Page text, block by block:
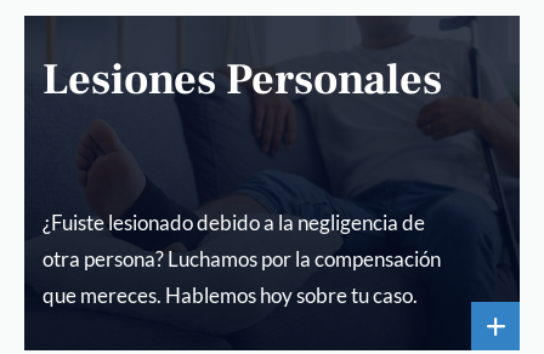
Lesiones Personales
¿Fuiste lesionado debido a la negligencia de
otra persona? Luchamos por la compensación
que mereces. Hablemos hoy sobre tu caso.